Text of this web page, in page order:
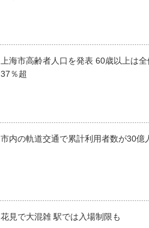
上海市高齢者人口を発表 60歳以上は
37％超
市内の軌道交通で累計利用者数が30億
花見で大混雑 駅では入場制限も